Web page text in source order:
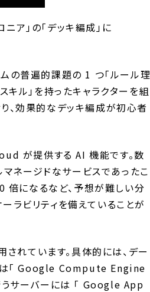
ア」の「デッキ編成」に
の普遍的課題の 1 つ「ルール理
キル」を持ったキャラクターを組
、効果的なデッキ編成が初心者
が提供する AI 機能です。数
ネージドなサービスであったこ
倍になるなど、予想が難しい分
ラビリティを備えていることが
れています。具体的には、デー
は「 Google Compute Engine
うサーバーには 「 Google App